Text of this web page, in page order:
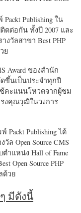
Publishing ใน
ติดต่อกัน ทั้งปี 2007 และ
งวัลสาขา Best PHP
ย
Award ของสำนัก
ดขึ้นเป็นประจำทุกปี
คะแนนโหวตจากผู้ชม
งคุณวุฒิในวงการ
Packt Publishing ได้
ล Open Source CMS
ำแหน่ง Hall of Fame
Open Source PHP
ด้วย
มีดังนี้